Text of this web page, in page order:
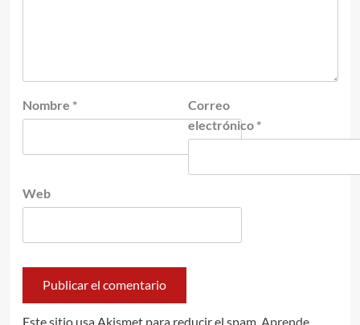
Nombre *
Correo
electrónico *
Web
Este sitio usa Akismet para reducir el spam. Aprende